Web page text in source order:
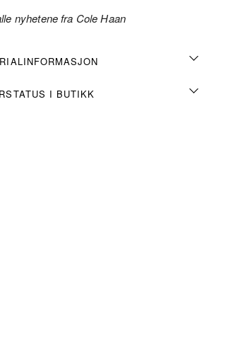
nyhetene fra Cole Haan
I BUTIKK